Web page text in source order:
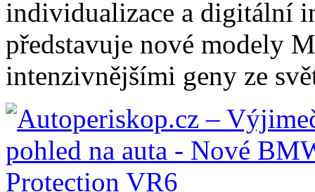
individualizace a digitální
představuje nové modely
intenzivnějšími geny ze